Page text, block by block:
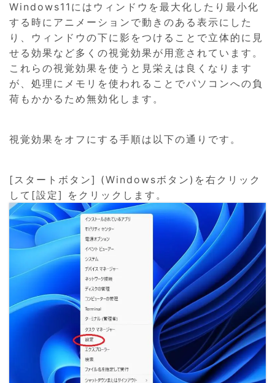
Windows11にはウィンドウを最大化したり最小化
する時にアニメーションで動きのある表示にした
り、ウィンドウの下に影をつけることで立体的に見
せる効果など多くの視覚効果が用意されています。
これらの視覚効果を使うと見栄えは良くなります
が、処理にメモリを使われることでパソコンへの負
荷もかかるため無効化します。
視覚効果をオフにする手順は以下の通りです。
[スタートボタン] (Windowsボタン)を右クリック
して[設定] をクリックします。